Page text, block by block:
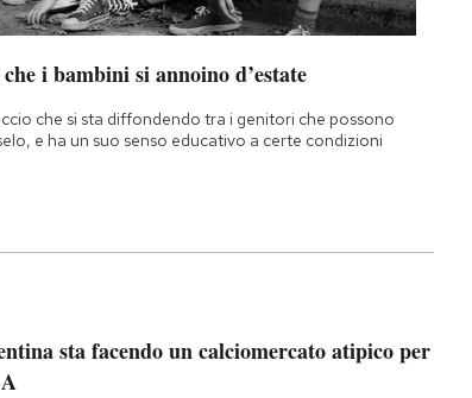
i bambini si annoino d’estate
che si sta diffondendo tra i genitori che possono
e ha un suo senso educativo a certe condizioni
sta facendo un calciomercato atipico per